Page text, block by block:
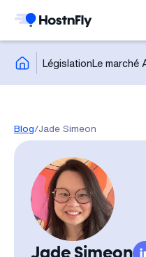
LégislationLe marché
Blog/Jade Simeon